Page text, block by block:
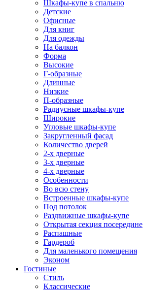
Шкафы-купе в спальню
Детские
Офисные
Для книг
Для одежды
На балкон
Форма
Высокие
Г-образные
Длинные
Низкие
П-образные
Радиусные шкафы-купе
Широкие
Угловые шкафы-купе
Закругленный фасад
Количество дверей
2-х дверные
3-х дверные
4-х дверные
Особенности
Во всю стену
Встроенные шкафы-купе
Под потолок
Раздвижные шкафы-купе
Открытая секция посередине
Распашные
Гардероб
Для маленького помещения
Эконом
Гостиные
Стиль
Классические